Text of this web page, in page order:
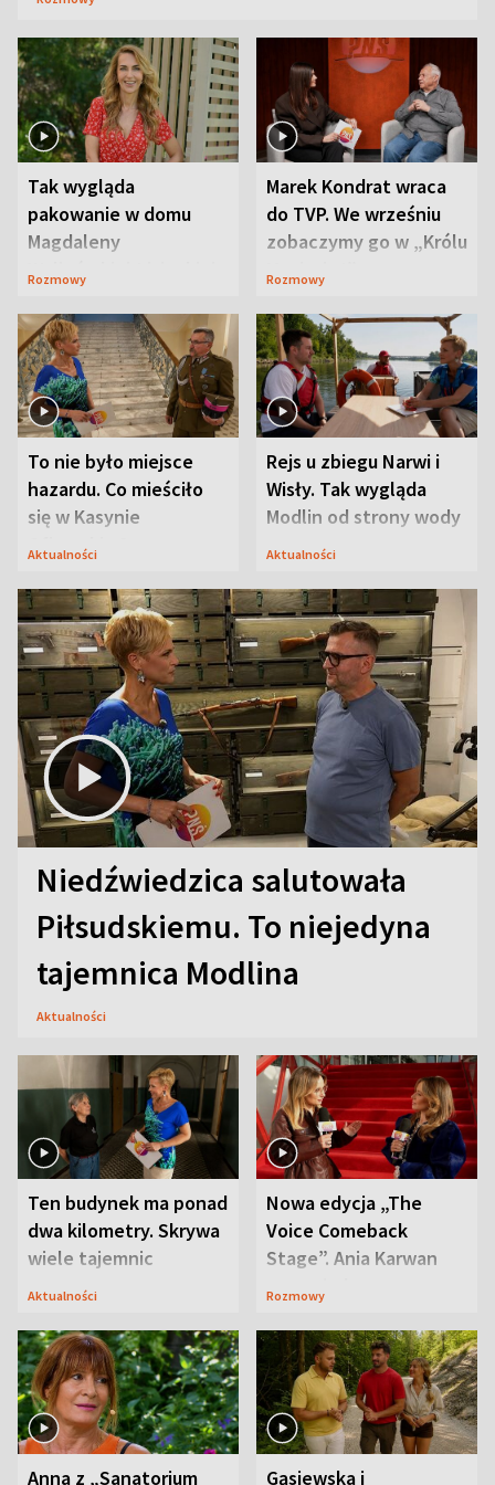
Tak wygląda
pakowanie w domu
Magdaleny
Waligórskiej-Lisieckiej.
Rozmowy
Marek Kondrat wraca
do TVP. We wrześniu
zobaczymy go w „Królu
Maciusiu I”
Rozmowy
To nie było miejsce
hazardu. Co mieściło
się w Kasynie
Oficerskim?
Aktualności
Rejs u zbiegu Narwi i
Wisły. Tak wygląda
Modlin od strony wody
Aktualności
Niedźwiedzica salutowała
Piłsudskiemu. To niejedyna
tajemnica Modlina
Aktualności
Ten budynek ma ponad
dwa kilometry. Skrywa
wiele tajemnic
Aktualności
Nowa edycja „The
Voice Comeback
Stage”. Ania Karwan
zapowiada
Rozmowy
Anna z „Sanatorium
Gąsiewska i